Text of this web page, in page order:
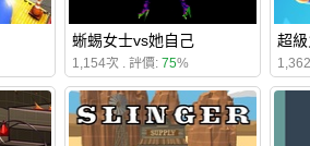
蜥蜴女士vs她自己
1,154次 . 評價: 75%
超